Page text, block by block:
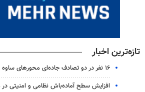
تازه‌ترین اخبار
۱۶ نفر در دو تصادف جاده‌ای محورهای ساوه مصدوم شدند
افزایش سطح آماده‌باش نظامی و امنیتی در